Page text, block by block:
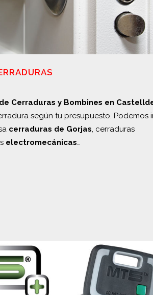
Cerraduras y Bombines en
según tu presupuesto. Podemos
cerraduras de Gorjas, cerraduras
electromecánicas…